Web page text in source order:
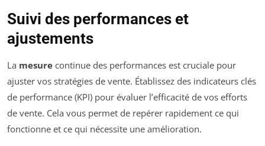
Suivi des performances et
ajustements
La mesure continue des performances est cruciale pour
ajuster vos stratégies de vente. Établissez des indicateurs clés
de performance (KPI) pour évaluer l’efficacité de vos efforts
de vente. Cela vous permet de repérer rapidement ce qui
fonctionne et ce qui nécessite une amélioration.